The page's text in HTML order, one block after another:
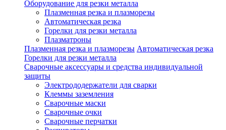
Оборудование для резки металла
Плазменная резка и плазморезы
Автоматическая резка
Горелки для резки металла
Плазматроны
Плазменная резка и плазморезы Автоматическая резка
Горелки для резки металла
Сварочные аксессуары и средства индивидуальной
защиты
Электрододержатели для сварки
Клеммы заземления
Сварочные маски
Сварочные очки
Сварочные перчатки